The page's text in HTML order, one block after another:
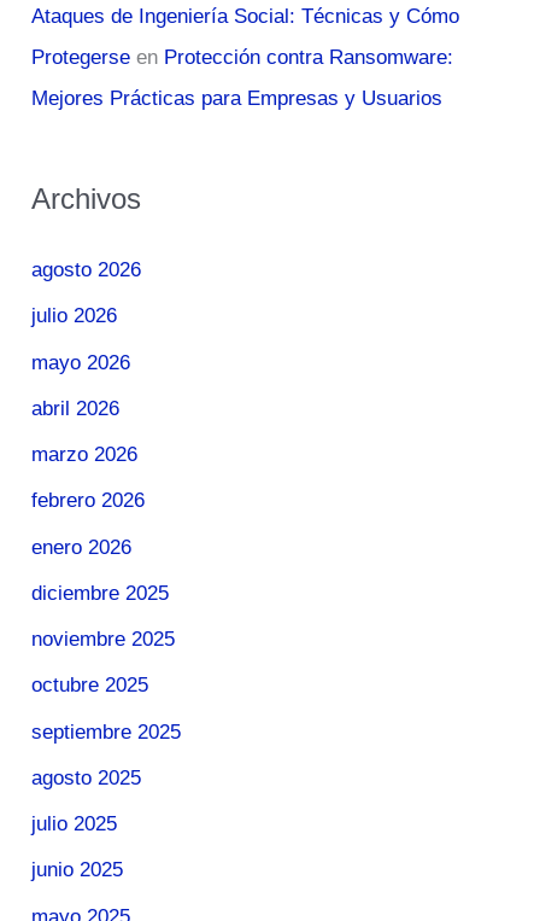
Ataques de Ingeniería Social: Técnicas y Cómo
Protegerse en Protección contra Ransomware:
Mejores Prácticas para Empresas y Usuarios
Archivos
agosto 2026
julio 2026
mayo 2026
abril 2026
marzo 2026
febrero 2026
enero 2026
diciembre 2025
noviembre 2025
octubre 2025
septiembre 2025
agosto 2025
julio 2025
junio 2025
mayo 2025